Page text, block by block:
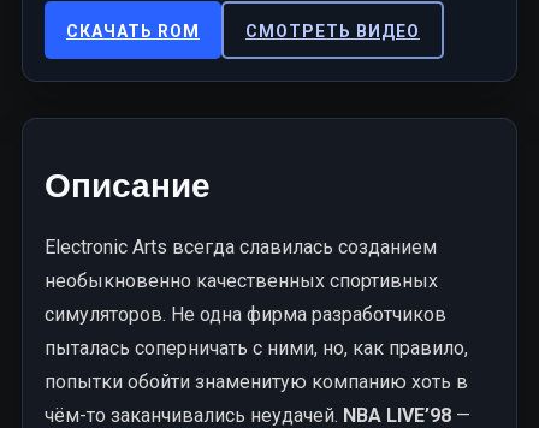
СКАЧАТЬ ROM СМОТРЕТЬ ВИДЕО
Описание
Electronic Arts всегда славилась созданием
необыкновенно качественных спортивных
симуляторов. Не одна фирма разработчиков
пыталась соперничать с ними, но, как правило,
попытки обойти знаменитую компанию хоть в
чём-то заканчивались неудачей. NBA LIVE’98 —